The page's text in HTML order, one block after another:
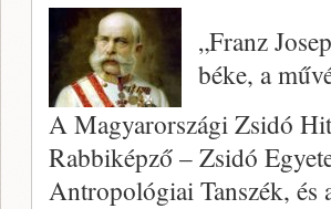
„Franz
béke, a
A Magyarországi Zsidó
Rabbiképző – Zsidó
Antropológiai Tanszék,